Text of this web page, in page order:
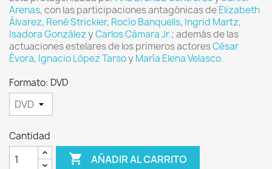
Arenas, con las participaciones antagónicas deElizabeth
Álvarez, René Strickler, Rocío Banquells, Ingrid Martz,
Isadora GonzálezyCarlos Cámara Jr.; además de las
actuaciones estelares de los primeros actoresCésar
Évora, Ignacio López TarsoyMaría Elena Velasco.
Formato: DVD
Cantidad
 AÑADIR AL CARRITO